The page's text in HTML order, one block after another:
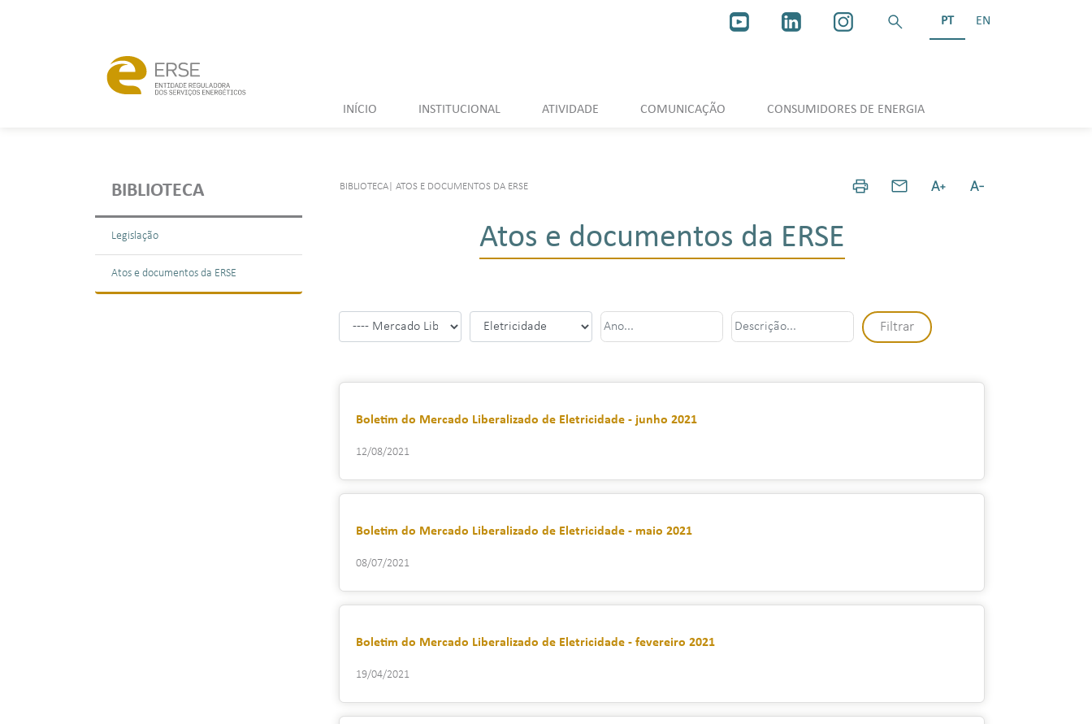
PT EN
INÍCIO INSTITUCIONAL ATIVIDADE COMUNICAÇÃO CONSUMIDORES DE ENERGIA
BIBLIOTECA
Legislação
Atos e documentos da ERSE
BIBLIOTECA ATOS E DOCUMENTOS DA ERSE
Atos e documentos da ERSE
Boletim do Mercado Liberalizado de Eletricidade - junho 2021
12/08/2021
Boletim do Mercado Liberalizado de Eletricidade - maio 2021
08/07/2021
Boletim do Mercado Liberalizado de Eletricidade - fevereiro 2021
19/04/2021